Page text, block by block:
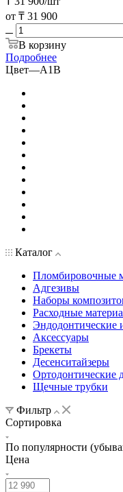
от ₸ 31 900
В корзину
Подробнее
Цвет—A1B
Каталог
Пломбировочные
Адгезивы
Наборы
Расходные
Эндодонтические
Аксессуары
Брекеты
Десенситайзеры
Ортодонтические
Щечные трубки
Фильтр
Сортировка
По популярности
Цена